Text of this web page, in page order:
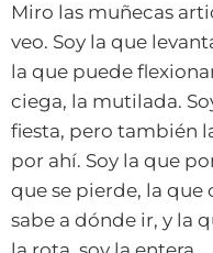
Miro las muñecas
veo. Soy la que
la que puede
ciega, la mutilada.
fiesta, pero también
por ahí. Soy la que
que se pierde, la que
sabe a dónde ir, y la